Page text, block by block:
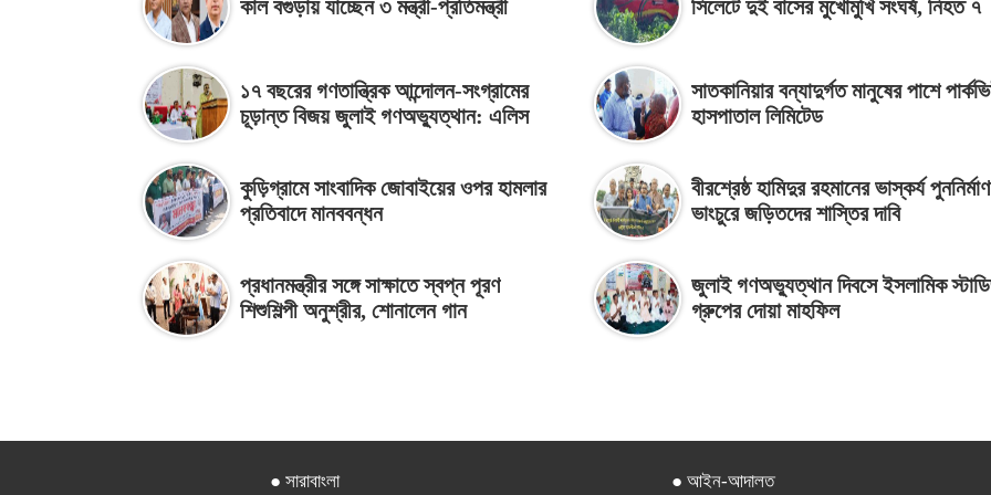
কাল বগুড়ায় যাচ্ছেন ৩ মন্ত্রী-প্রতিমন্ত্রী সিলেটে দুই বাসের মুখোমুখি সংঘর্ষ, নিহত ৭
১৭ বছরের গণতান্ত্রিক আন্দোলন-সংগ্রামের
চূড়ান্ত বিজয় জুলাই গণঅভ্যুত্থান: এলিস
সাতকানিয়ার বন্যাদুর্গত মানুষের পাশে
হাসপাতাল লিমিটেড
কুড়িগ্রামে সাংবাদিক জোবাইয়ের ওপর হামলার
প্রতিবাদে মানববন্ধন
বীরশ্রেষ্ঠ হামিদুর রহমানের ভাস্কর্য
ভাংচুরে জড়িতদের শাস্তির দাবি
প্রধানমন্ত্রীর সঙ্গে সাক্ষাতে স্বপ্ন পূরণ
শিশুশিল্পী অনুশ্রীর, শোনালেন গান
জুলাই গণঅভ্যুত্থান দিবসে ইসলামিক
গ্রুপের দোয়া মাহফিল
● সারাবাংলা ● আইন-আদালত